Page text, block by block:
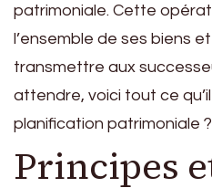
patrimoniale. Cette
l’ensemble de ses biens
transmettre aux
attendre, voici tout ce
planification patrimoniale ?
Principes